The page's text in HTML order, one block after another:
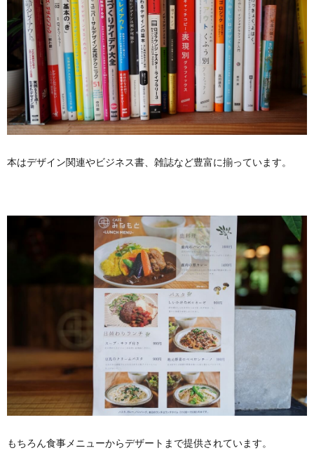
本はデザイン関連やビジネス書、雑誌など豊富に揃っています。
もちろん食事メニューからデザートまで提供されています。